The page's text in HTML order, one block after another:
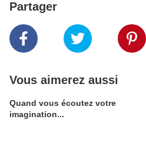
Partager
Vous aimerez aussi
Quand vous écoutez votre
imagination...